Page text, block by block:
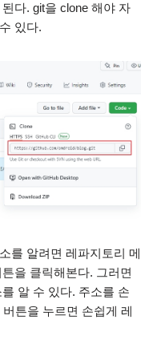
다. git을 clone 해야 자
있다.
를 알려면 레파지토리 메
을 클릭해본다. 그러면
알 수 있다. 주소를 손
튼을 누르면 손쉽게 레